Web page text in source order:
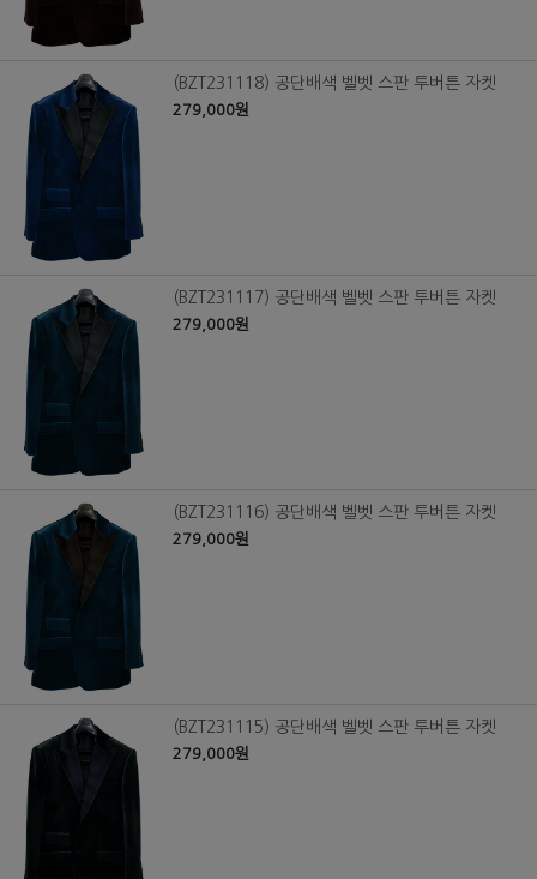
(BZT231118) 공단배색 벨벳 스판 투버튼 자켓
279,000원
(BZT231117) 공단배색 벨벳 스판 투버튼 자켓
279,000원
(BZT231116) 공단배색 벨벳 스판 투버튼 자켓
279,000원
(BZT231115) 공단배색 벨벳 스판 투버튼 자켓
279,000원